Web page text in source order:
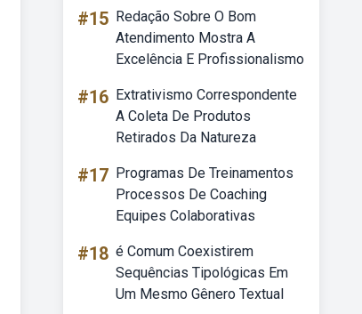
#15 Redação Sobre O Bom
Atendimento Mostra A
Excelência E Profissionalismo
#16 Extrativismo Correspondente
A Coleta De Produtos
Retirados Da Natureza
#17 Programas De Treinamentos
Processos De Coaching
Equipes Colaborativas
#18 é Comum Coexistirem
Sequências Tipológicas Em
Um Mesmo Gênero Textual